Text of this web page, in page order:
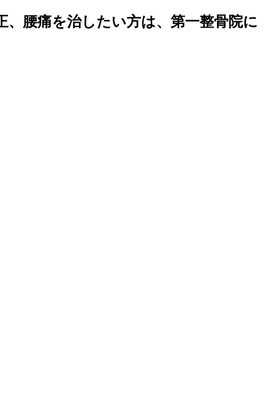
腰痛を治したい方は、第一整骨院に